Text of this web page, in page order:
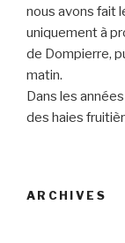
nous avons fait
uniquement à
de Dompierre,
matin.
Dans les
des haies
ARCHIVES